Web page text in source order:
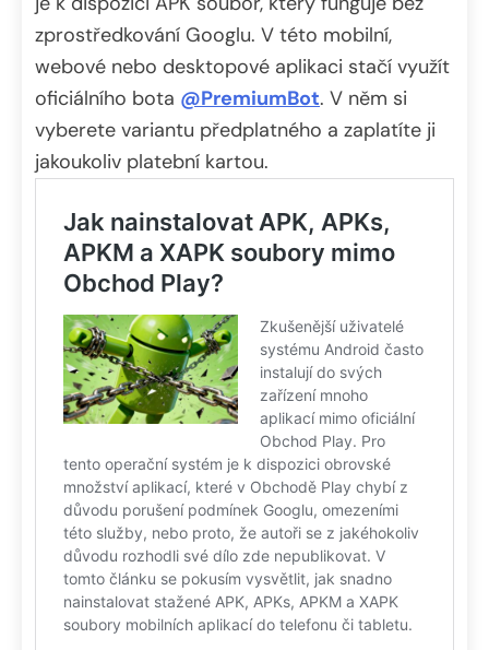
zprostředkování Googlu. V této mobilní,
webové nebo desktopové aplikaci stačí využít
oficiálního bota @PremiumBot. V něm si
vyberete variantu předplatného a zaplatíte ji
jakoukoliv platební kartou.